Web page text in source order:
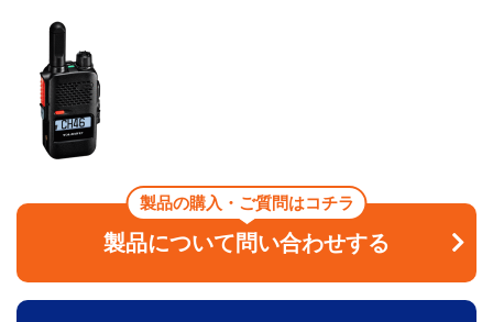
製品の購入・ご質問はコチラ
製品について問い合わせする